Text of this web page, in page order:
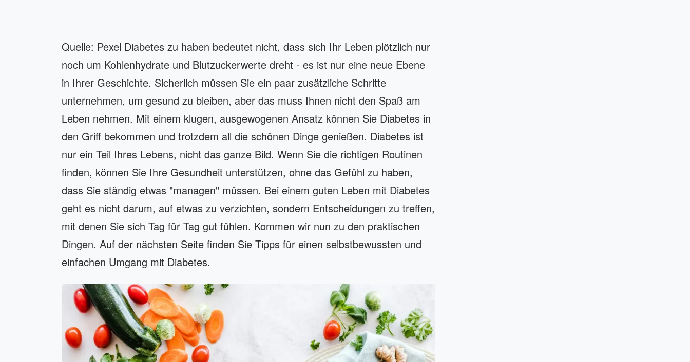
Quelle: Pexel Diabetes zu haben bedeutet nicht, dass sich Ihr Leben plötzlich nur
noch um Kohlenhydrate und Blutzuckerwerte dreht - es ist nur eine neue Ebene
in Ihrer Geschichte. Sicherlich müssen Sie ein paar zusätzliche Schritte
unternehmen, um gesund zu bleiben, aber das muss Ihnen nicht den Spaß am
Leben nehmen. Mit einem klugen, ausgewogenen Ansatz können Sie Diabetes in
den Griff bekommen und trotzdem all die schönen Dinge genießen. Diabetes ist
nur ein Teil Ihres Lebens, nicht das ganze Bild. Wenn Sie die richtigen Routinen
finden, können Sie Ihre Gesundheit unterstützen, ohne das Gefühl zu haben,
dass Sie ständig etwas "managen" müssen. Bei einem guten Leben mit Diabetes
geht es nicht darum, auf etwas zu verzichten, sondern Entscheidungen zu treffen,
mit denen Sie sich Tag für Tag gut fühlen. Kommen wir nun zu den praktischen
Dingen. Auf der nächsten Seite finden Sie Tipps für einen selbstbewussten und
einfachen Umgang mit Diabetes.